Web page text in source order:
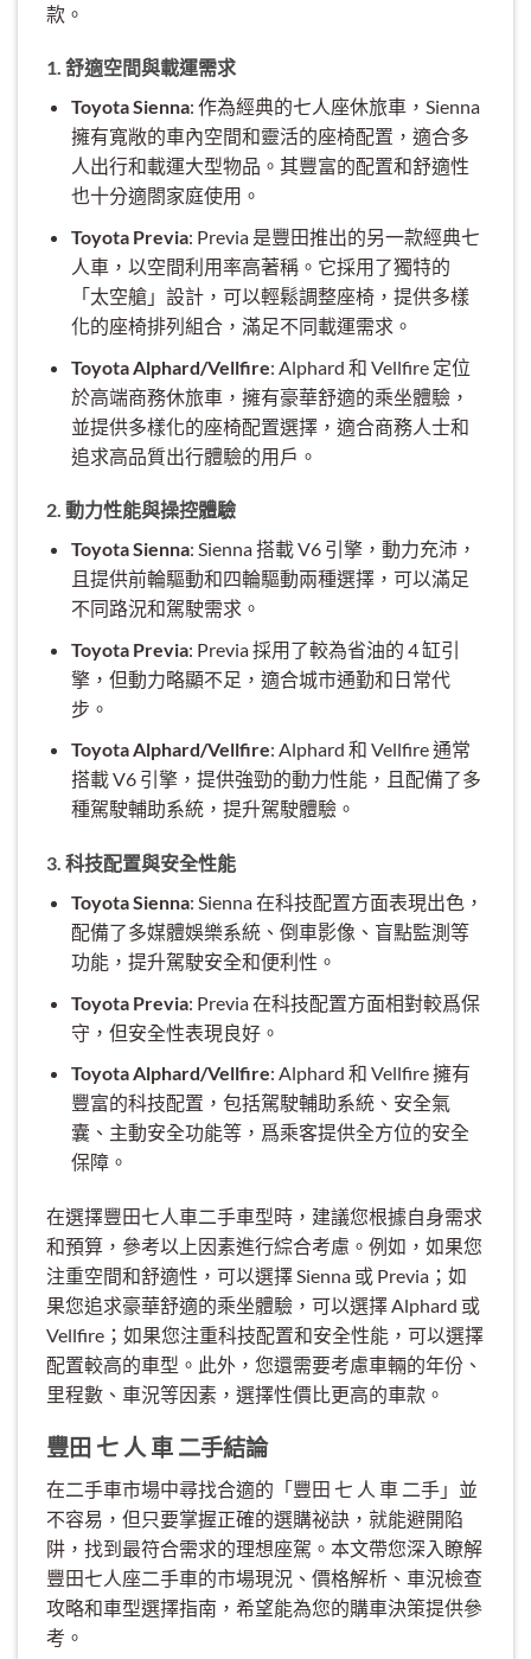
款。
1. 舒適空間與載運需求
Toyota Sienna: 作為經典的七人座休旅車，Sienna
擁有寬敞的車內空間和靈活的座椅配置，適合多
人出行和載運大型物品。其豐富的配置和舒適性
也十分適閤家庭使用。
Toyota Previa: Previa 是豐田推出的另一款經典七
人車，以空間利用率高著稱。它採用了獨特的
「太空艙」設計，可以輕鬆調整座椅，提供多樣
化的座椅排列組合，滿足不同載運需求。
Toyota Alphard/Vellfire: Alphard 和 Vellfire 定位
於高端商務休旅車，擁有豪華舒適的乘坐體驗，
並提供多樣化的座椅配置選擇，適合商務人士和
追求高品質出行體驗的用戶。
2. 動力性能與操控體驗
Toyota Sienna: Sienna 搭載 V6 引擎，動力充沛，
且提供前輪驅動和四輪驅動兩種選擇，可以滿足
不同路況和駕駛需求。
Toyota Previa: Previa 採用了較為省油的 4 缸引
擎，但動力略顯不足，適合城市通勤和日常代
步。
Toyota Alphard/Vellfire: Alphard 和 Vellfire 通常
搭載 V6 引擎，提供強勁的動力性能，且配備了多
種駕駛輔助系統，提升駕駛體驗。
3. 科技配置與安全性能
Toyota Sienna: Sienna 在科技配置方面表現出色，
配備了多媒體娛樂系統、倒車影像、盲點監測等
功能，提升駕駛安全和便利性。
Toyota Previa: Previa 在科技配置方面相對較爲保
守，但安全性表現良好。
Toyota Alphard/Vellfire: Alphard 和 Vellfire 擁有
豐富的科技配置，包括駕駛輔助系統、安全氣
囊、主動安全功能等，爲乘客提供全方位的安全
保障。
在選擇豐田七人車二手車型時，建議您根據自身需求
和預算，參考以上因素進行綜合考慮。例如，如果您
注重空間和舒適性，可以選擇 Sienna 或 Previa；如
果您追求豪華舒適的乘坐體驗，可以選擇 Alphard 或
Vellfire；如果您注重科技配置和安全性能，可以選擇
配置較高的車型。此外，您還需要考慮車輛的年份、
里程數、車況等因素，選擇性價比更高的車款。
豐田 七 人 車 二手結論
在二手車市場中尋找合適的「豐田 七 人 車 二手」並
不容易，但只要掌握正確的選購祕訣，就能避開陷
阱，找到最符合需求的理想座駕。本文帶您深入瞭解
豐田七人座二手車的市場現況、價格解析、車況檢查
攻略和車型選擇指南，希望能為您的購車決策提供參
考。